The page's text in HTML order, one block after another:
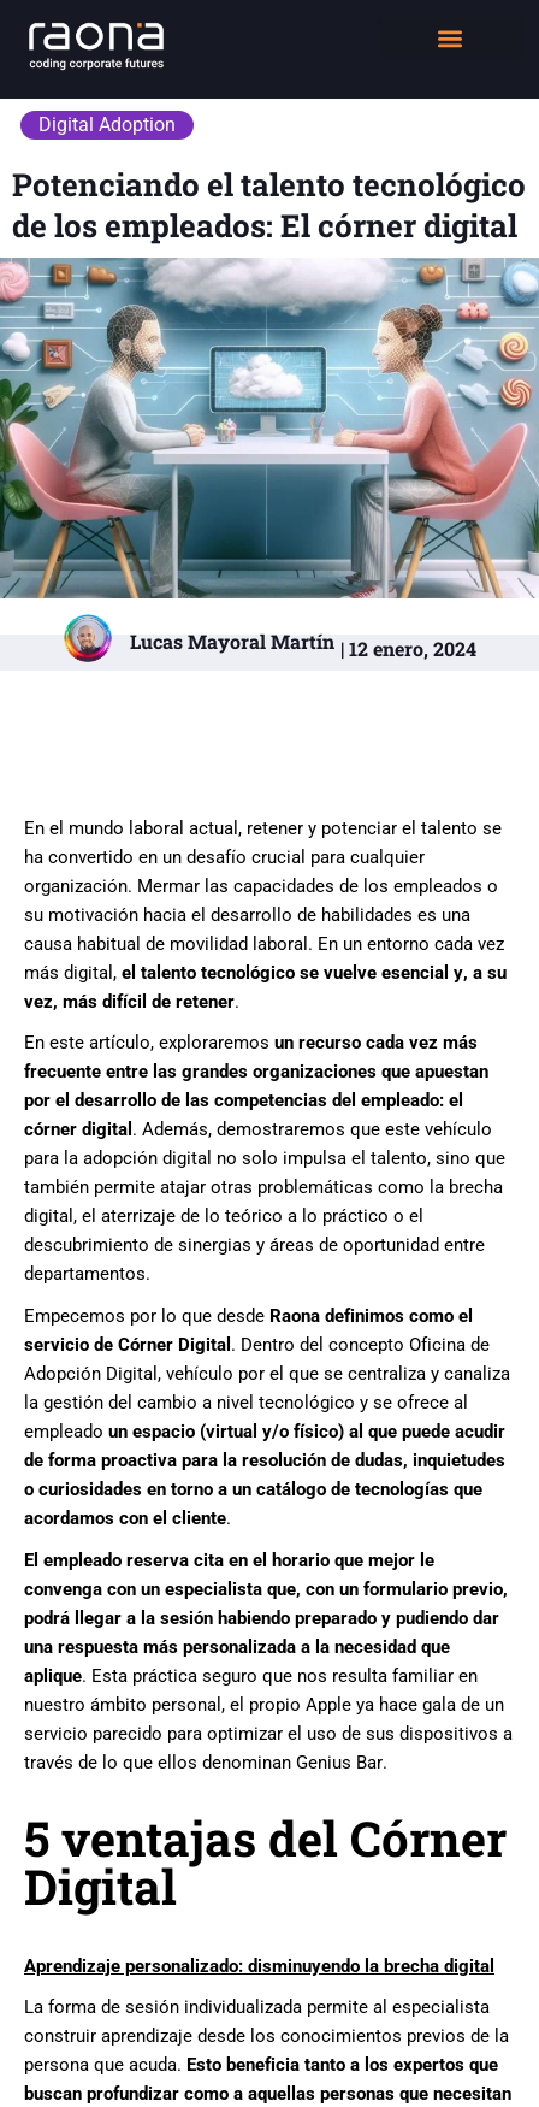
Digital Adoption
Potenciando el talento tecnológico
de los empleados: El córner digital
Lucas Mayoral Martín | 12 enero, 2024
En el mundo laboral actual, retener y potenciar el talento se
ha convertido en un desafío crucial para cualquier
organización. Mermar las capacidades de los empleados o
su motivación hacia el desarrollo de habilidades es una
causa habitual de movilidad laboral. En un entorno cada vez
más digital , el talento tecnológico se vuelve esencial y, a su
vez, más difícil de retener.
En este artículo, exploraremos un recurso cada vez más
frecuente entre las grandes organizaciones que apuestan
por el desarrollo de las competencias del empleado: el
córner digital . Además, demostraremos que este vehículo
para la adopción digital no solo impulsa el talento, sino que
también permite atajar otras problemáticas como la brecha
digital, el aterrizaje de lo teórico a lo práctico o el
descubrimiento de sinergias y áreas de oportunidad entre
departamentos.
Empecemos por lo que desde Raona definimos como el
servicio de Córner Digital . Dentro del concepto Oficina de
Adopción Digital, vehículo por el que se centraliza y canaliza
la gestión del cambio a nivel tecnológico y se ofrece al
empleado un espacio (virtual y/o físico) al que puede acudir
de forma proactiva para la resolución de dudas, inquietudes
o curiosidades en torno a un catálogo de tecnologías que
acordamos con el cliente.
El empleado reserva cita en el horario que mejor le
convenga con un especialista que, con un formulario previo,
podrá llegar a la sesión habiendo preparado y pudiendo dar
una respuesta más personalizada a la necesidad que
aplique. Esta práctica seguro que nos resulta familiar en
nuestro ámbito personal, el propio Apple ya hace gala de un
servicio parecido para optimizar el uso de sus dispositivos a
través de lo que ellos denominan Genius Bar.
5 ventajas del Córner
Digital
Aprendizaje personalizado: disminuyendo la brecha digital
La forma de sesión individualizada permite al especialista
construir aprendizaje desde los conocimientos previos de la
persona que acuda. Esto beneficia tanto a los expertos que
buscan profundizar como a aquellas personas que necesitan